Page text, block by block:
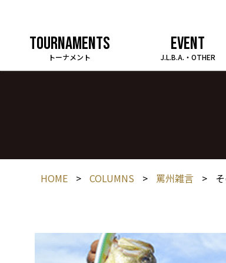
TOURNAMENTS
トーナメント
EVENT
J.L.B.A.・OTHER
HOME > COLUMNS > 罵州雑言 >